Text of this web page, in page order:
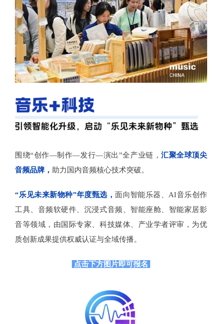
围绕“创作—制作—发行—演出”全产业链，汇聚全球顶尖
音频品牌， 助力国内音频核心技术突破。
“乐见未来新物种”年度甄选，面向智能乐器、AI音乐创作
工具、音频软硬件、沉浸式音频、智能座舱、智能家居影
音等领域，由国际专家、科技媒体、产业学者评审，为优
质创新成果提供权威认证与全域传播。
点击下方图片即可报名